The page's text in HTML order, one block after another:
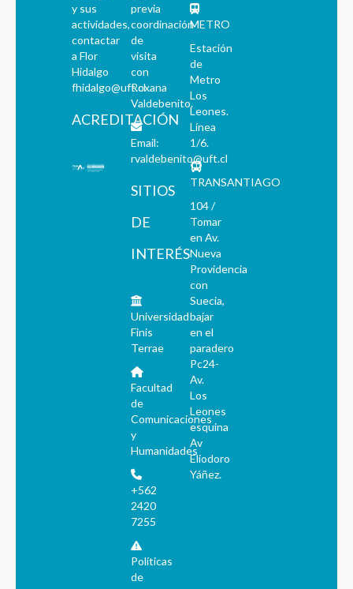
y sus
actividades,
contactar
a Flor
Hidalgo
fhidalgo@uft.cl
ACREDITACIÓN
previa
coordinación
de
visita
con
Roxana
Valdebenito.
Email:
rvaldebenito@uft.cl
SITIOS
DE
INTERÉS
Universidad
Finis
Terrae
Facultad
de
Comunicaciones
y
Humanidades
+562
2420
7255
Políticas
de
METRO
Estación
de
Metro
Los
Leones.
Línea
1/6.
TRANSANTIAGO
104 /
Tomar
en Av.
Nueva
Providencia
con
Suecia,
bajar
en el
paradero
Pc24-
Av.
Los
Leones
esquina
Av
Eliodoro
Yáñez.